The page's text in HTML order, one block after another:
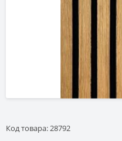
Код товара: 28792